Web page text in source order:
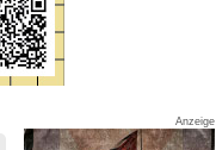
Anzeige